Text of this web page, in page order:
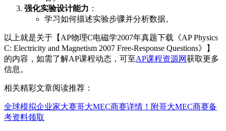
强化实验设计能力 ：
学习如何描述实验步骤并分析数据。
以上就是关于【AP物理C电磁学2007年真题下载《AP Physics
C: Electricity and Magnetism 2007 Free-Response Questions》】
的内容，如需了解AP课程动态，可至AP课程资源网获取更多
信息。
相关精彩文章阅读推荐：
全球模拟企业家大赛哥大MEC商赛详情！附哥大MEC商赛备
考资料领取